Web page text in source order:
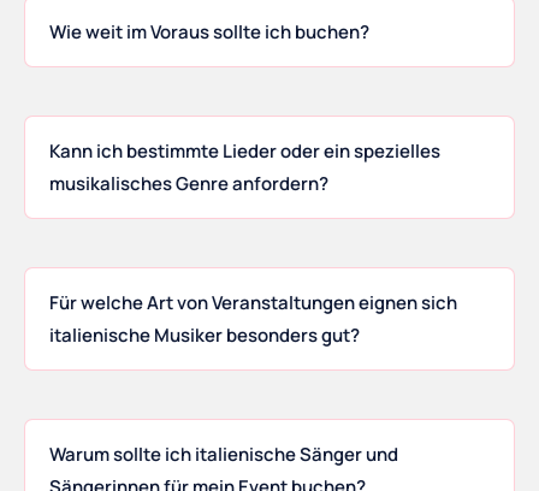
Wie weit im Voraus sollte ich buchen?
Kann ich bestimmte Lieder oder ein spezielles
musikalisches Genre anfordern?
Für welche Art von Veranstaltungen eignen sich
italienische Musiker besonders gut?
Warum sollte ich italienische Sänger und